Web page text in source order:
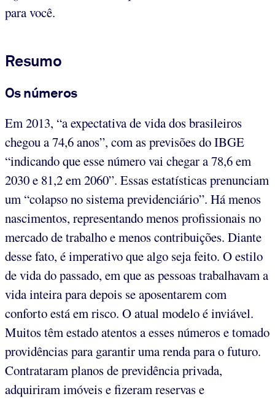
para você.
Resumo
Os números
Em 2013, “a expectativa de vida dos brasileiros
chegou a 74,6 anos”, com as previsões do IBGE
“indicando que esse número vai chegar a 78,6 em
2030 e 81,2 em 2060”. Essas estatísticas prenunciam
um “colapso no sistema previdenciário”. Há menos
nascimentos, representando menos profissionais no
mercado de trabalho e menos contribuições. Diante
desse fato, é imperativo que algo seja feito. O estilo
de vida do passado, em que as pessoas trabalhavam a
vida inteira para depois se aposentarem com
conforto está em risco. O atual modelo é inviável.
Muitos têm estado atentos a esses números e tomado
providências para garantir uma renda para o futuro.
Contrataram planos de previdência privada,
adquiriram imóveis e fizeram reservas e